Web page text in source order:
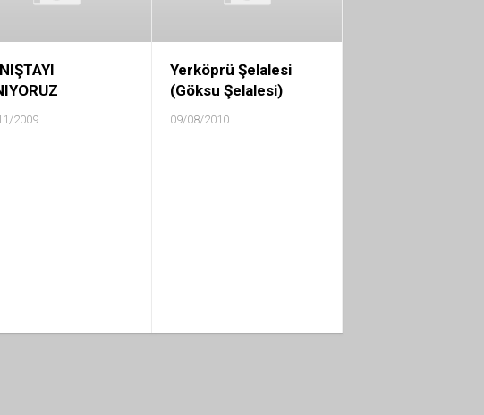
2009
Yerköprü Şelalesi
(Göksu Şelalesi)
09/08/2010